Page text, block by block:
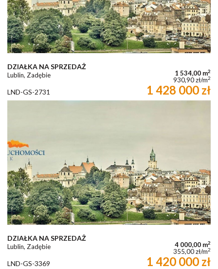
DZIAŁKA NA SPRZEDAŻ
Lublin, Zadębie 1 534,00 m2
930,90 zł/m2
LND-GS-2731 1 428 000 zł
DZIAŁKA NA SPRZEDAŻ
Lublin, Zadębie 4 000,00 m2
355,00 zł/m2
LND-GS-3369 1 420 000 zł